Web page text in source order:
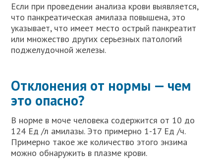
Если при проведении анализа крови выявляется,
что панкреатическая амилаза повышена, это
указывает, что имеет место острый панкреатит
или множество других серьезных патологий
поджелудочной железы.
Отклонения от нормы — чем
это опасно?
В норме в моче человека содержится от 10 до
124 Ед /л амилазы. Это примерно 1-17 Ед /ч.
Примерно такое же количество этого энзима
можно обнаружить в плазме крови.